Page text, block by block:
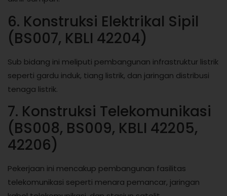
6. Konstruksi Elektrikal Sipil
(BS007, KBLI 42204)
Sub bidang ini meliputi pembangunan infrastruktur listrik
seperti gardu induk, tiang listrik, dan jaringan distribusi
tenaga listrik.
7. Konstruksi Telekomunikasi
(BS008, BS009, KBLI 42205,
42206)
Pekerjaan ini mencakup pembangunan fasilitas
telekomunikasi seperti menara pemancar, jaringan